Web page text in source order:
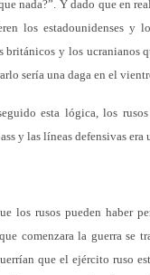
nada?”. Y dado que en
los estadounidenses y
británicos y los ucranianos
sería una daga en el
esta lógica, los
y las líneas defensivas
los rusos pueden haber
comenzara la guerra se
que el ejército ruso